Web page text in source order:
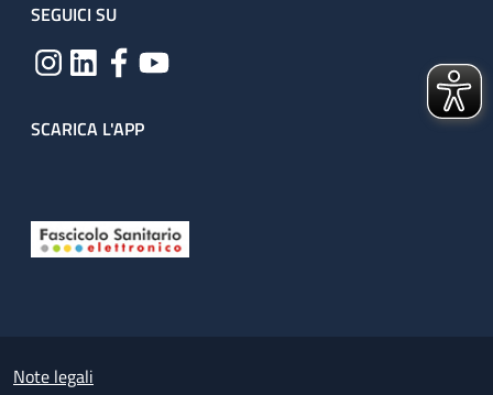
SEGUICI SU
SCARICA L'APP
Small prints
Note legali